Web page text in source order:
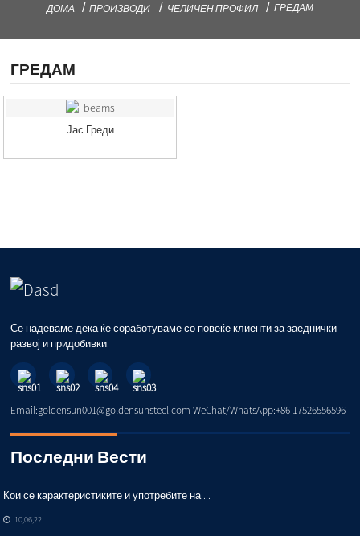
ДОМА ПРОИЗВОДИ ЧЕЛИЧЕН ПРОФИЛ ГРЕДАМ
ГРЕДАМ
Јас Греди
Се надеваме дека ќе соработуваме со повеќе клиенти за заеднички
развој и придобивки.
Email:goldensun001@goldensunsteel.com WeChat/WhatsApp:+86 17526556596
Последни Вести
Кои се карактеристиките и употребите на ...
10,06,22